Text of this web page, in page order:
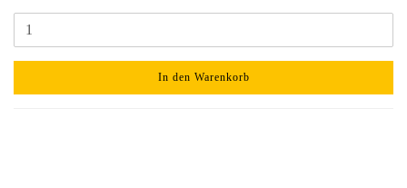
In den Warenkorb